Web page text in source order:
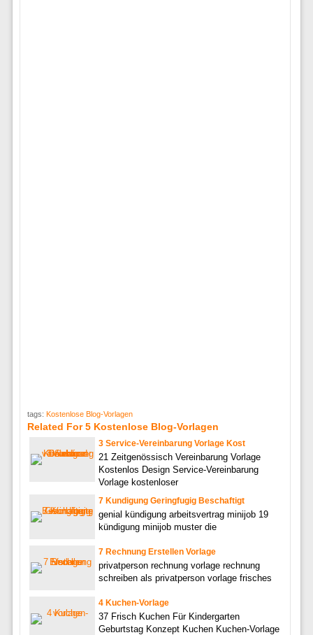
tags: Kostenlose Blog-Vorlagen
Related For 5 Kostenlose Blog-Vorlagen
3 Service-Vereinbarung Vorlage Kost
21 Zeitgenössisch Vereinbarung Vorlage
Kostenlos Design Service-Vereinbarung
Vorlage kostenloser
7 Kundigung Geringfugig Beschaftigt
genial kündigung arbeitsvertrag minijob 19
kündigung minijob muster die
7 Rechnung Erstellen Vorlage
privatperson rechnung vorlage rechnung
schreiben als privatperson vorlage frisches
4 Kuchen-Vorlage
37 Frisch Kuchen Für Kindergarten
Geburtstag Konzept Kuchen Kuchen-Vorlage